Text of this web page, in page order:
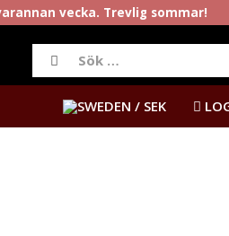
vecka. Trevlig sommar!
/ SEK